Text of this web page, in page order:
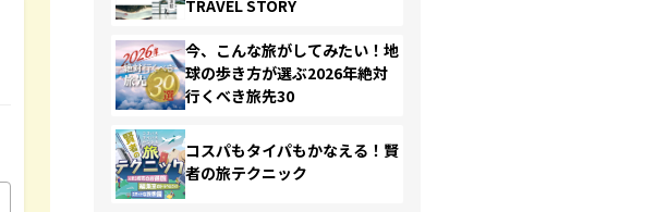
TRAVEL STORY
今、こんな旅がしてみたい！地
球の歩き方が選ぶ2026年絶対
行くべき旅先30
コスパもタイパもかなえる！賢
者の旅テクニック